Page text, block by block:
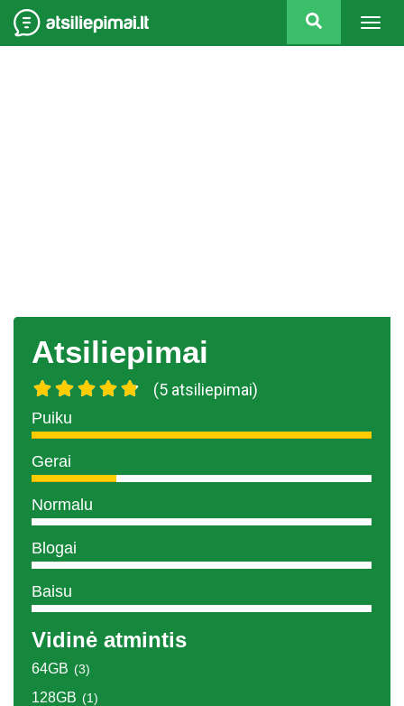
Atsiliepimai
(5 atsiliepimai)
Puiku
Gerai
Normalu
Blogai
Baisu
Vidinė atmintis
64GB (3)
128GB (1)